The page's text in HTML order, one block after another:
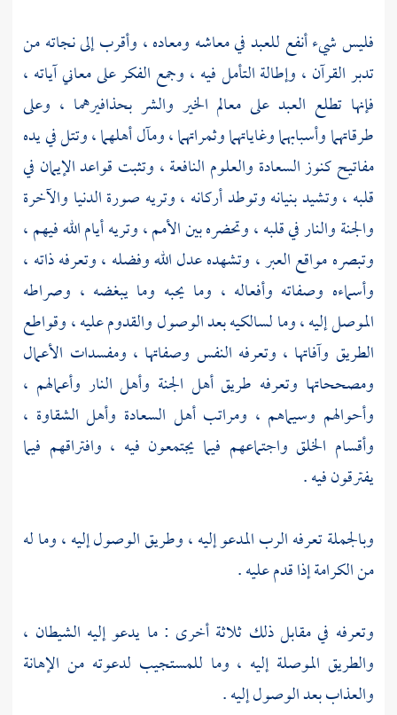
فليس شيء أنفع للعبد في معاشه ومعاده ، وأقرب إلى نجاته من
تدبر القرآن ، وإطالة التأمل فيه ، وجمع الفكر على معاني آياته ،
فإنها تطلع العبد على معالم الخير والشر بحذافيرهما ، وعلى
طرقاتهما وأسبابهما وغاياتهما وثمراتهما ، ومآل أهلهما ، وتتل في يده
مفاتيح كنوز السعادة والعلوم النافعة ، وتثبت قواعد الإيمان في
قلبه ، وتشيد بنيانه وتوطد أركانه ، وتريه صورة الدنيا والآخرة
والجنة والنار في قلبه ، وتحضره بين الأمم ، وتريه أيام الله فيهم ،
وتبصره مواقع العبر ، وتشهده عدل الله وفضله ، وتعرفه ذاته ،
وأسماءه وصفاته وأفعاله ، وما يحبه وما يبغضه ، وصراطه
الموصل إليه ، وما لسالكيه بعد الوصول والقدوم عليه ، وقواطع
الطريق وآفاتها ، وتعرفه النفس وصفاتها ، ومفسدات الأعمال
ومصححاتها وتعرفه طريق أهل الجنة وأهل النار وأعمالهم ،
وأحوالهم وسيماهم ، ومراتب أهل السعادة وأهل الشقاوة ،
وأقسام الخلق واجتماعهم فيما يجتمعون فيه ، وافتراقهم فيما
يفترقون فيه .
وبالجملة تعرفه الرب المدعو إليه ، وطريق الوصول إليه ، وما له
من الكرامة إذا قدم عليه .
وتعرفه في مقابل ذلك ثلاثة أخرى : ما يدعو إليه الشيطان ،
والطريق الموصلة إليه ، وما للمستجيب لدعوته من الإهانة
والعذاب بعد الوصول إليه .